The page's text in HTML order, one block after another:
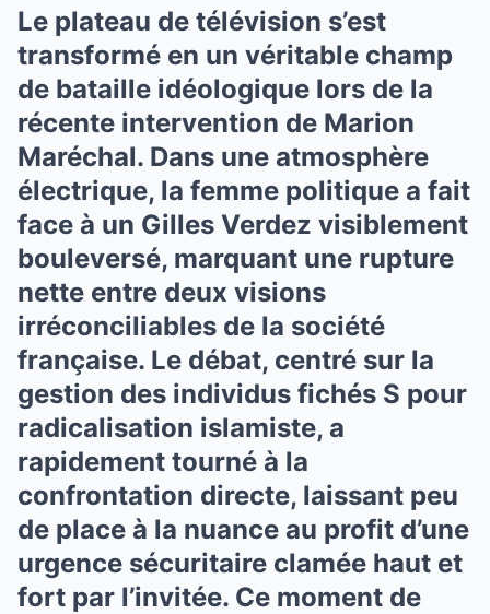
Le plateau de télévision s’est
transformé en un véritable champ
de bataille idéologique lors de la
récente intervention de Marion
Maréchal. Dans une atmosphère
électrique, la femme politique a fait
face à un Gilles Verdez visiblement
bouleversé, marquant une rupture
nette entre deux visions
irréconciliables de la société
française. Le débat, centré sur la
gestion des individus fichés S pour
radicalisation islamiste, a
rapidement tourné à la
confrontation directe, laissant peu
de place à la nuance au profit d’une
urgence sécuritaire clamée haut et
fort par l’invitée. Ce moment de